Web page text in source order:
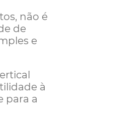
não é
de
e
à
para a